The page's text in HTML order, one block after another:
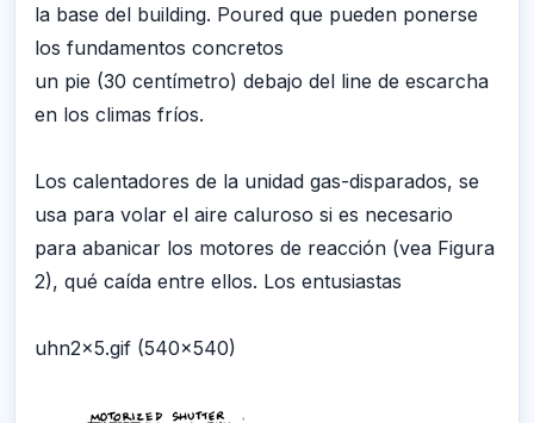
la base del building. Poured que pueden ponerse
los fundamentos concretos
un pie (30 centímetro) debajo del line de escarcha
en los climas fríos.
Los calentadores de la unidad gas-disparados, se
usa para volar el aire caluroso si es necesario
para abanicar los motores de reacción (vea Figura
2), qué caída entre ellos. Los entusiastas
uhn2x5.gif (540x540)